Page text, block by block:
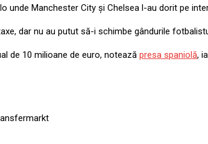
unde Manchester City și Chelsea l-au dorit pe
dar nu au putut să-i schimbe gândurile
de 10 milioane de euro, notează presa spaniolă,